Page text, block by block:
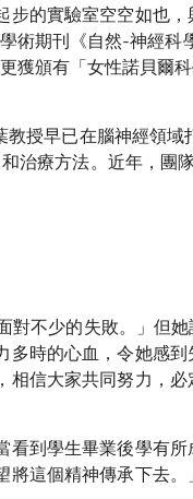
的實驗室空空如也
術期刊《自然-神經
獲頒有「女性諾貝爾
授早已在腦神經領
治療方法。近年，團
不少的失敗。」但
時的心血，令她感
信大家共同努力，
到學生畢業後學有
這個精神傳承下去。